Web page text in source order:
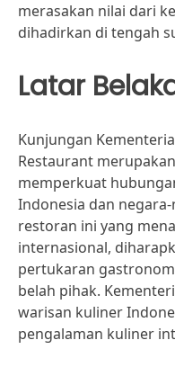
merasakan nilai dari
dihadirkan di tengah
Latar
Kunjungan
Restaurant
memperkuat
Indonesia dan
restoran ini yang
internasional,
pertukaran
belah pihak.
warisan kuliner
pengalaman kuliner